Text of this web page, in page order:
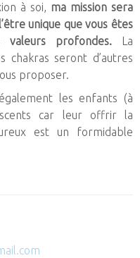
à soi, ma mission sera
unique que vous êtes
profondes.La
chakras seront d’autres
proposer.
les enfants (à
car leur offrir la
est un formidable